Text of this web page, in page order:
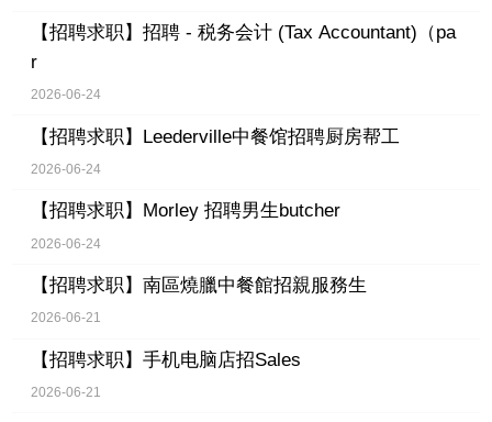
【招聘求职】 招聘 - 税务会计 (Tax Accountant)（pa
r
2026-06-24
【招聘求职】 Leederville中餐馆招聘厨房帮工
2026-06-24
【招聘求职】 Morley 招聘男生butcher
2026-06-24
【招聘求职】 南區燒臘中餐館招親服務生
2026-06-21
【招聘求职】 手机电脑店招Sales
2026-06-21